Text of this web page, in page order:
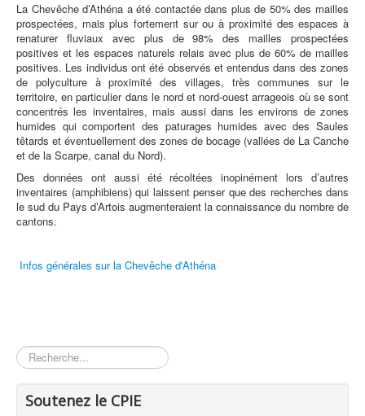
La Chevêche d’Athéna a été contactée dans plus de 50% des mailles
prospectées, mais plus fortement sur ou à proximité des espaces à
renaturer fluviaux avec plus de 98% des mailles prospectées
positives et les espaces naturels relais avec plus de 60% de mailles
positives. Les individus ont été observés et entendus dans des zones
de polyculture à proximité des villages, très communes sur le
territoire, en particulier dans le nord et nord-ouest arrageois où se sont
concentrés les inventaires, mais aussi dans les environs de zones
humides qui comportent des paturages humides avec des Saules
têtards et éventuellement des zones de bocage (vallées de La Canche
et de la Scarpe, canal du Nord).
Des données ont aussi été récoltées inopinément lors d’autres
inventaires (amphibiens) qui laissent penser que des recherches dans
le sud du Pays d’Artois augmenteraient la connaissance du nombre de
cantons.
Infos générales sur la Chevêche d'Athéna
Rechercher
Soutenez le CPIE